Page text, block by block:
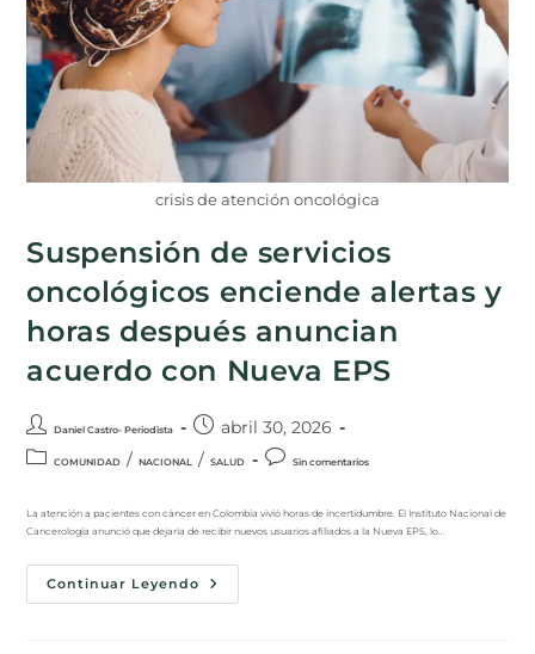
crisis de atención oncológica
Suspensión de servicios
oncológicos enciende alertas y
horas después anuncian
acuerdo con Nueva EPS
Daniel Castro- Periodista abril 30, 2026
COMUNIDAD / NACIONAL / SALUD Sin comentarios
La atención a pacientes con cáncer en Colombia vivió horas de incertidumbre. El Instituto Nacional de
Cancerología anunció que dejaría de recibir nuevos usuarios afiliados a la Nueva EPS, lo…
Continuar Leyendo